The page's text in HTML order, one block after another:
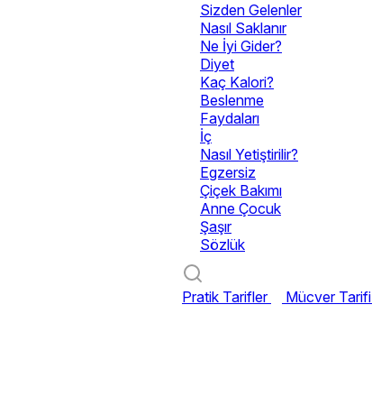
Sizden Gelenler
Nasıl Saklanır
Ne İyi Gider?
Diyet
Kaç Kalori?
Beslenme
Faydaları
İç
Nasıl Yetiştirilir?
Egzersiz
Çiçek Bakımı
Anne Çocuk
Şaşır
Sözlük
Pratik Tarifler Mücver Tarifi